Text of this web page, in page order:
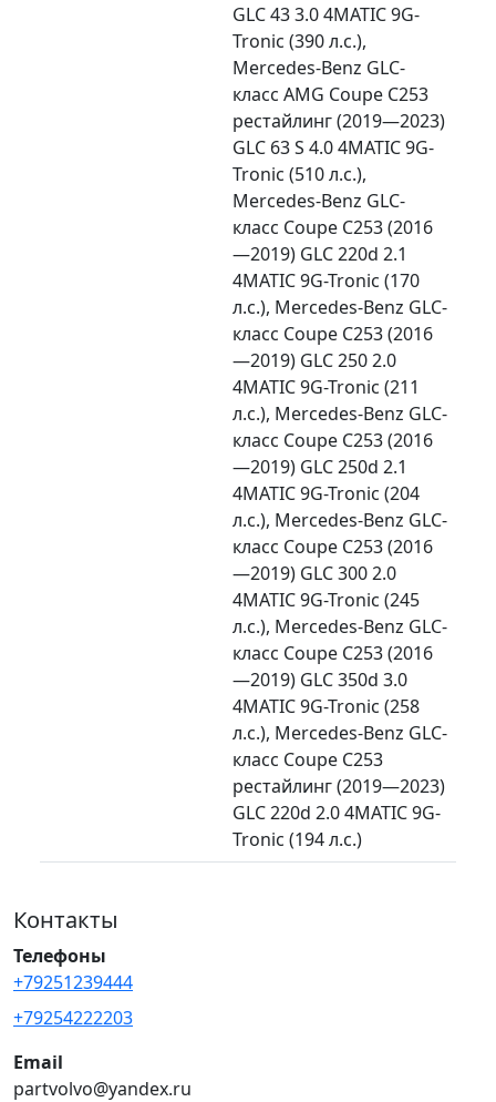
GLC 43 3.0 4MATIC 9G-
Tronic (390 л.с.),
Mercedes-Benz GLC-
класс AMG Coupe C253
рестайлинг (2019—2023)
GLC 63 S 4.0 4MATIC 9G-
Tronic (510 л.с.),
Mercedes-Benz GLC-
класс Coupe C253 (2016
—2019) GLC 220d 2.1
4MATIC 9G-Tronic (170
л.с.), Mercedes-Benz GLC-
класс Coupe C253 (2016
—2019) GLC 250 2.0
4MATIC 9G-Tronic (211
л.с.), Mercedes-Benz GLC-
класс Coupe C253 (2016
—2019) GLC 250d 2.1
4MATIC 9G-Tronic (204
л.с.), Mercedes-Benz GLC-
класс Coupe C253 (2016
—2019) GLC 300 2.0
4MATIC 9G-Tronic (245
л.с.), Mercedes-Benz GLC-
класс Coupe C253 (2016
—2019) GLC 350d 3.0
4MATIC 9G-Tronic (258
л.с.), Mercedes-Benz GLC-
класс Coupe C253
рестайлинг (2019—2023)
GLC 220d 2.0 4MATIC 9G-
Tronic (194 л.с.)
Контакты
Телефоны
+79251239444
+79254222203
Email
partvolvo@yandex.ru